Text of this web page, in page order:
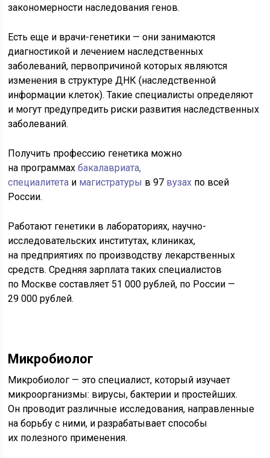
закономерности наследования генов.
Есть еще и врачи-генетики — они занимаются
диагностикой и лечением наследственных
заболеваний, первопричиной которых являются
изменения в структуре ДНК (наследственной
информации клеток). Такие специалисты определяют
и могут предупредить риски развития наследственных
заболеваний.
Получить профессию генетика можно
на программахбакалавриата,
специалитета и магистратуры в 97 вузах по всей
России.
Работают генетики в лабораториях, научно-
исследовательских институтах, клиниках,
на предприятиях по производству лекарственных
средств. Средняя зарплата таких специалистов
по Москве составляет 51 000 рублей, по России —
29 000 рублей.
Микробиолог
Микробиолог — это специалист, который изучает
микроорганизмы: вирусы, бактерии и простейших.
Он проводит различные исследования, направленные
на борьбу с ними, и разрабатывает способы
их полезного применения.